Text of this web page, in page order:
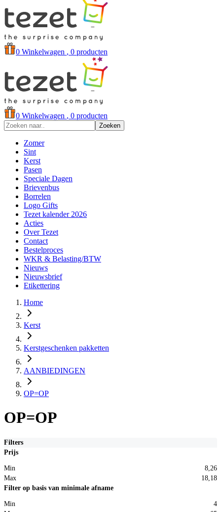
0 Winkelwagen , 0 producten
0 Winkelwagen , 0 producten
Zoeken
Zomer
Sint
Kerst
Pasen
Speciale Dagen
Brievenbus
Borrelen
Logo Gifts
Tezet kalender 2026
Acties
Over Tezet
Contact
Bestelproces
WKR & Belasting/BTW
Nieuws
Nieuwsbrief
Etikettering
Home
Kerst
Kerstgeschenken pakketten
AANBIEDINGEN
OP=OP
OP=OP
Filters
Prijs
Min
8,26
Max
18,18
Filter op basis van minimale afname
Min
4